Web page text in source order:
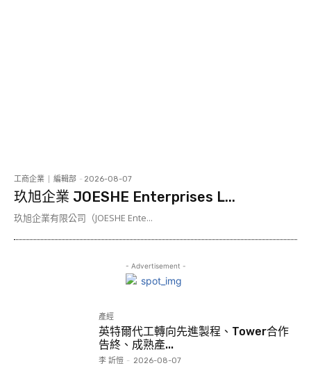
工商企業 編輯部 - 2026-08-07
玖旭企業 JOESHE Enterprises L...
玖旭企業有限公司（JOESHE Ente...
- Advertisement -
產經
英特爾代工轉向先進製程、Tower合作
告終、成熟產...
李 訢愷 - 2026-08-07